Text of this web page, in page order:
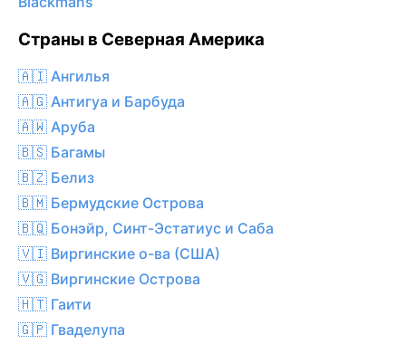
Страны в Северная Америка
🇦🇮 Ангилья
🇦🇬 Антигуа и Барбуда
🇦🇼 Аруба
🇧🇸 Багамы
🇧🇿 Белиз
🇧🇲 Бермудские Острова
🇧🇶 Бонэйр, Синт-Эстатиус и Саба
🇻🇮 Виргинские о-ва (США)
🇻🇬 Виргинские Острова
🇭🇹 Гаити
🇬🇵 Гваделупа